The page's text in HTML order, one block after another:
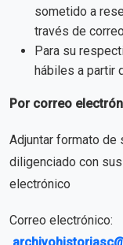
sometido a
través de
Para su
hábiles a partir
Por correo
Adjuntar formato
diligenciado con
electrónico
Correo electrónico: